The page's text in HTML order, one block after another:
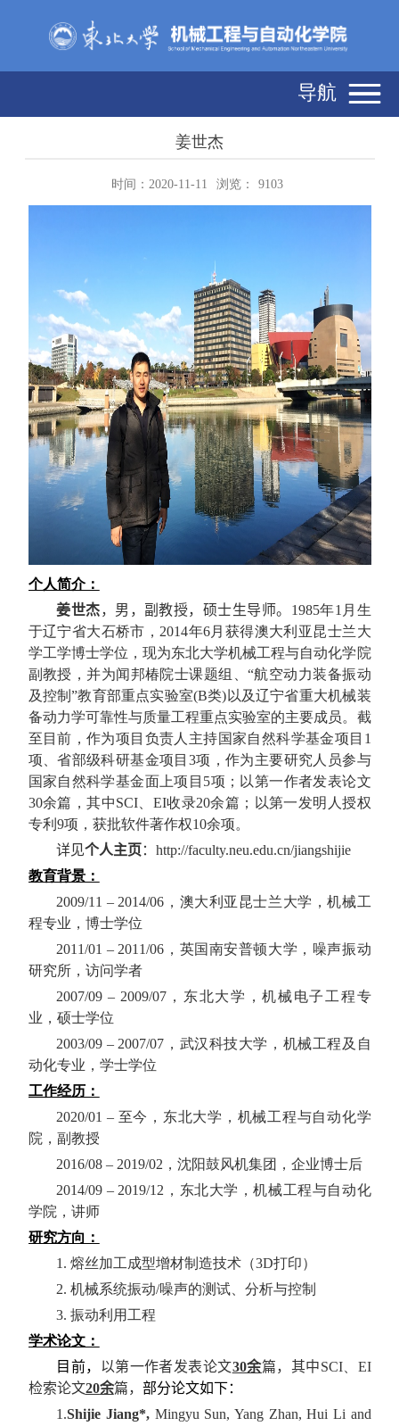
导航
姜世杰
时间：2020-11-11 浏览： 9103
个人简介：
姜世杰，男，副教授，硕士生导师。 1985年1 月生
于辽宁省大石桥市， 2014年6月获得澳大利亚昆士兰大
学工学博士学位，现为东北大学机械工程与自动化学院
副教授，并为闻邦椿院士课题组、“航空动力装备振动
及控制”教育部重点实验室(B类) 以及辽宁省重大机械装
备动力学可靠性与质量工程重点实验室的主要成员。截
至目前，作为项目负责人主持国家自然科学基金项目 1
项、省部级科研基金项目 3项，作为主要研究人员参与
国家自然科学基金面上项目 5项；以第一作者发表论文
30余篇，其中SCI、 EI收录20余篇；以第一发明人授权
专利 9项，获批软件著作权10余项。
详见个人主页 ：http://faculty.neu.edu.cn/jiangshijie
教育背景：
2009/11 – 2014/06 ，澳大利亚昆士兰大学，机械工
程专业，博士学位
2011/01 – 2011/06 ，英国南安普顿大学，噪声振动
研究所，访问学者
2007/09 – 2009/07，东北大学，机械电子工程专
业，硕士学位
2003/09 – 2007/07 ，武汉科技大学，机械工程及自
动化专业，学士学位
工作经历：
2020/01 – 至今，东北大学，机械工程与自动化学
院，副教授
2016/08 – 2019/02 ，沈阳鼓风机集团，企业博士后
2014/09 – 2019/12 ，东北大学，机械工程与自动化
学院，讲师
研究方向：
1.熔丝加工成型增材制造技术（3D打印）
2.机械系统振动/噪声的测试、分析与控制
3.振动利用工程
学术论文：
目前， 以第一作者发表论文30余篇，其中SCI、 EI
检索论文20余篇， 部分论文如下：
1.Shijie Jiang*,Mingyu Sun, Yang Zhan, Hui Li and